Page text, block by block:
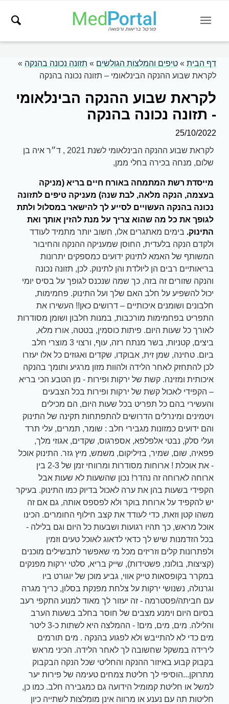
דף הבית» טיפים והמלצות הגולשים » תזונה נכונה בהנקה »
לקראת שבוע ההנקה הבינלאומי – תזונה נכונה בהנקה
לקראת שבוע ההנקה הבינלאומי
- תזונה נכונה בהנקה
25/10/2022
לקראת שבוע ההנקה הבינלאומי לשנת 2021 , ד״ר איה בן
שלום, מנחה בכירה בחלי ממן,
מייסדת רשת המתמחה באורח חיים בריא (מניקה
בעצמה, הנקה מלאה, לבת שנה) מעניקה טיפים לתזונה
נכונה בהנקה העשויים לסייע לך להישאר במסלול ולתת
לגופך את כל מה שהוא צריך על מנת להזין אותך ואת
התינוק. בימים מאתגרים אלו, חשוב יותר מתמיד לעודד
ולקדם הנקה בלעדית, החוסן שמעניקה ההנקה והחיבור
המשותף של האמא לתינוק ידועים כמספקים יתרונות
בריאותיים רבים הן ליולדת והן לתינוק. לכן, תזונה נכונה
והנקה שזורים זה בזה, כך שמה שנכנס לגופך על בסיס יומי
יכול להשפיע על חלב האם שלך ועל התינוק. פחמימות,
חלבונים ושומנים איכותיים – דרושים כאן!! העשירו את
התפריט בפחמימות מורכבות, במנות חלבון ושומן מסודרות
לאורך כל שעות היום. פיתות כוסמין, בטטה, אורז מלא,
ביצים, קטניות, בשר מנתח רזה, עוף, ורצוי 3 מוצרי חלב
ביום. טחינה, שמן זית, אבוקדו, שקדים ואגוזים כל אלו יעזרו
לכן להתחזק לאחר הלידה ולהוות מזון מרגיע ותומך בהנקה
איכותית ומזינה. קשת של ירקות ופירות - מן הטבע הכי בריא
– הקפידי לאכול קשת של ירקות ופירות בכל הצבעים
והעשירי בהם כל תפריט בכל שעות היום, הם מכילים
ויטמינים ומינרלים הדרושים להתפתחות תקינה של התינוק
והם ידועים כמזונות מגבירי חלב : שומר, תמרים, עלי תרד
ועלי סלק, נבטי אלפלפא, אספרגוס, שקדים, אגוזי מלך,
פפאיה, שום, שמיר, בזיליקום, משמש, מיץ גזר. התינוק אוכל
- את אוכלת ! ארוחות מסודרות ומרווחי זמן של 2-3 בין
ארוחה לארוחה זה נהדר! נכון שהשעות לא שעות אבל
הקפידי בשעות בהן את ערה לאכול בדיוק כמו התינוק. בעיקר
יש להקפיד על ארוחת בוקר ולא לפספס אותה, גם אם זה
משהו קטן וזאת, כדי לעודד את קצב חילוף החומרים. הכינו
אוכל מראש, כך תהיו רגועות ושבעות כל היום וגם בלילה -
בכל הזדמנות שיש לך כדאי לדאוג לאוכל טעים וזמין
ולפתרונות קלים וזריזים מכל מי שאפשר לתבשילים מוכנים
(קציצות, בולונז, פשטידות), שייק בריא, סלטי ירקות מפנקים
במקרר בקופסאות טייק אווי, גביע מוכן של יוגורט ביו
וגרנולה, נשנושי ירקות על צלחת מפנקת בסלון, כריך מגרה
עם חביתה/פסטרמה - זה יעזור לך מאוד למנוע התקפי רעב
בסיום היום וימנע מצבים של חוסר בחלב בשעות הערב
והלילה. מים, מים, מים! - ההמלצה היא לשתות כ-3 ליטר
מים כדי לא להתייבש ולא לפגוע בהנקה . מים תורמים
לירידה במשקל שחשובה לך לאחר הלידה. הכיני מראש
בקבוק קבוע באיזור ההנקה והחליטי שכל הנקה הבקבוק
מתרוקן...הוסיפי לך חליטת צמחים טעימה של פירות יער
למשל או חליטת קמומיל הידועה גם כמגבירה חלב. כמו כן,
חליטות תה עם נענע או מרווה אינן מומלצות לשתייה כיון